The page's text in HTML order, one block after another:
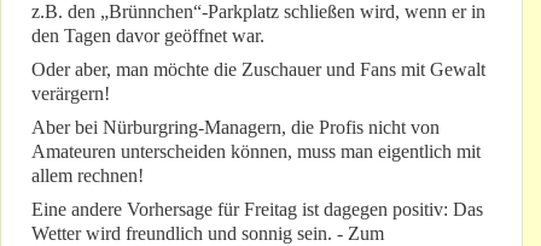
z.B. den „Brünnchen“-Parkplatz schließen wird, wenn er in
den Tagen davor geöffnet war.
Oder aber, man möchte die Zuschauer und Fans mit Gewalt
verärgern!
Aber bei Nürburgring-Managern, die Profis nicht von
Amateuren unterscheiden können, muss man eigentlich mit
allem rechnen!
Eine andere Vorhersage für Freitag ist dagegen positiv: Das
Wetter wird freundlich und sonnig sein. - Zum